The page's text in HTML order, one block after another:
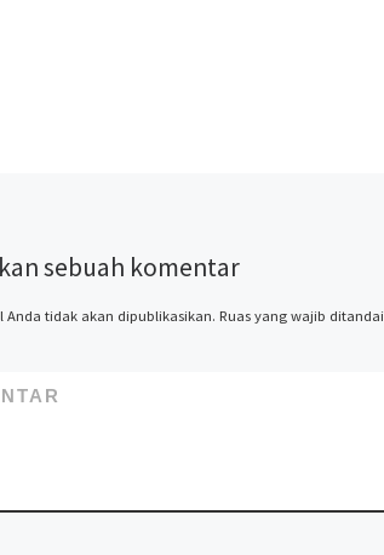
sebuah komentar
Anda tidak akan dipublikasikan. Ruas yang wajib ditandai